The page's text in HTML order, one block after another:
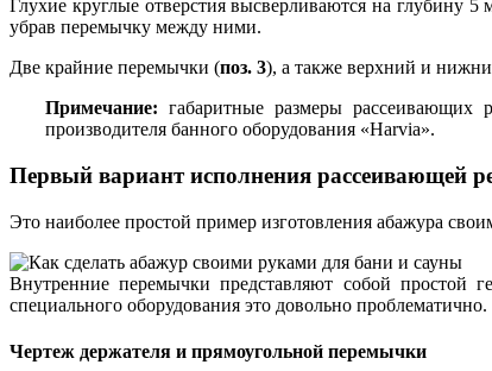
Глухие круглые отверстия высверливаются на глубину
убрав перемычку между ними.
Две крайние перемычки (поз. 3), а также верхний и
Примечание: габаритные размеры рассеивающих
производителя банного оборудования «Harvia».
Первый вариант исполнения рассеивающей
Это наиболее простой пример изготовления абажура
Внутренние перемычки представляют собой
специального оборудования это довольно проблематично.
Чертеж держателя и прямоугольной перемычки